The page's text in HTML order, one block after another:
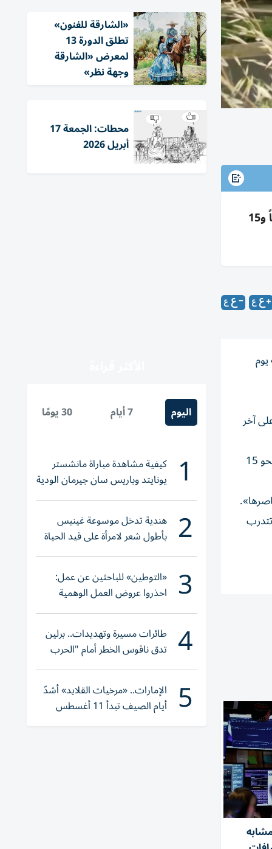
شرطي مرور أطلق ألعاباً نارية دون إذن خلال تدريب بروما فأفزع 35 حصاناً اندفعت بالشوارع وأصابت فرساناً و15
آخر
وسقط عدة فرسان عن خيولهم. وأصيب جندي يبلغ 22 عاماً بكسور في الضلوع وثقب ⁠في الرئة، لكن حالته ليست حرجة. وأصيب نحو 15
«الشارقة للفنون»
تطلق الدورة 13
لمعرض «الشارقة
وجهة نظر»
محطات: الجمعة 17
أبريل 2026
اليوم 7 أيام 30 يومًا
1 كيفية مشاهدة مباراة مانشستر
يونايتد وباريس سان جيرمان الودية
والقنوات الناقلة
2 هندية تدخل موسوعة غينيس
بأطول شعر لامرأة على قيد الحياة
3 «التوطين» للباحثين عن عمل:
احذروا عروض العمل الوهمية
وتحققوا عبر «الباركود»
4 طائرات مسيرة وتهديدات.. برلين
تدق ناقوس الخطر أمام "الحرب
الهجينة"
5 الإمارات.. «مرخيات القلايد» أشدّ
أيام الصيف تبدأ 11 أغسطس